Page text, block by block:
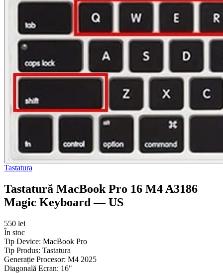
Tastatura
Tastatură MacBook Pro 16 M4 A3186
Magic Keyboard — US
550 lei
În stoc
Tip Device: MacBook Pro
Tip Produs: Tastatura
Generație Procesor: M4 2025
Diagonală Ecran: 16"